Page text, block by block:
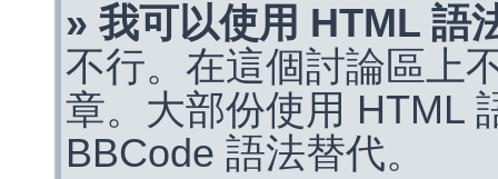
» 我可以使用 HTML 語
不行。在這個討論區上
章。大部份使用 HTML
BBCode 語法替代。